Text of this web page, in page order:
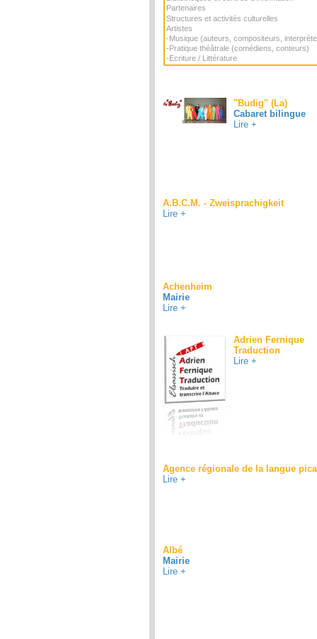
"Budig" (La)
Cabaret bilingue
Lire +
A.B.C.M. - Zweisprachigkeit
Lire +
Achenheim
Mairie
Lire +
Adrien Fernique
Traduction
Lire +
Agence régionale de la langue
Lire +
Albé
Mairie
Lire +